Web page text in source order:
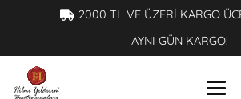
2000 TL VE ÜZERİ KARGO
AYNI GÜN KARGO!